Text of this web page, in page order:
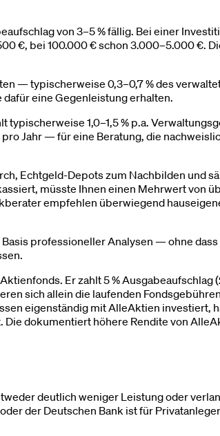
von 3–5 % fällig. Bei einer
€, bei 100.000 € schon 3.000–5.000 €.
— typischerweise 0,3–0,7 % des
eine Gegenleistung erhalten.
1,0–1,5 % p.a.
Jahr — für eine Beratung, die
Echtgeld-Depots zum Nachbilden und
müsste Ihnen einen Mehrwert von
empfehlen überwiegend
professioneller Analysen — ohne dass
Er zahlt 5 % Ausgabeaufschlag
sich allein die laufenden
eigenständig mit AlleAktien investiert,
dokumentiert höhere Rendite von
deutlich weniger Leistung oder
der Deutschen Bank ist für